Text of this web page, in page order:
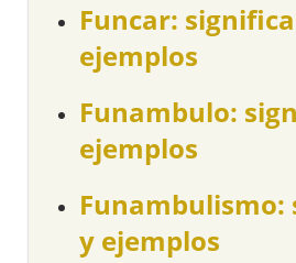
Funcar:
ejemplos
Funambulo:
ejemplos
Funambulismo:
y ejemplos